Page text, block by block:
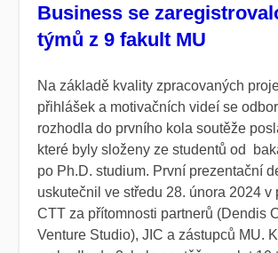
Business se
týmů z 9 fakult MU
Na základě kvality zpracovaných
přihlášek a motivačních videí se
rozhodla do prvního kola soutěže
které byly složeny ze studentů od
po Ph.D. studium. První prezentační
uskutečnil ve středu 28. února 2024 v
CTT za přítomnosti partnerů (Dendis
Venture Studio), JIC a zástupců MU.